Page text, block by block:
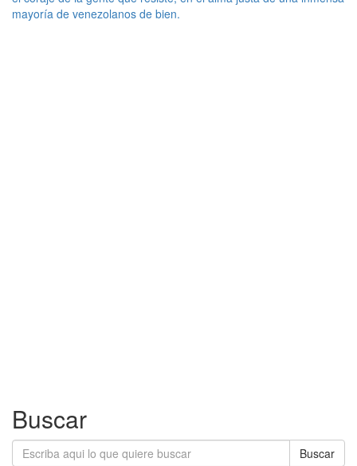
mayoría de venezolanos de bien.
Buscar
Buscar